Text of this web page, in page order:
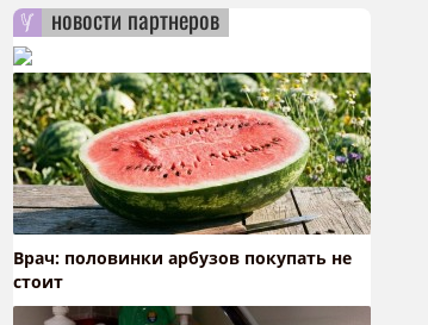
новости партнеров
Врач: половинки арбузов покупать не
стоит